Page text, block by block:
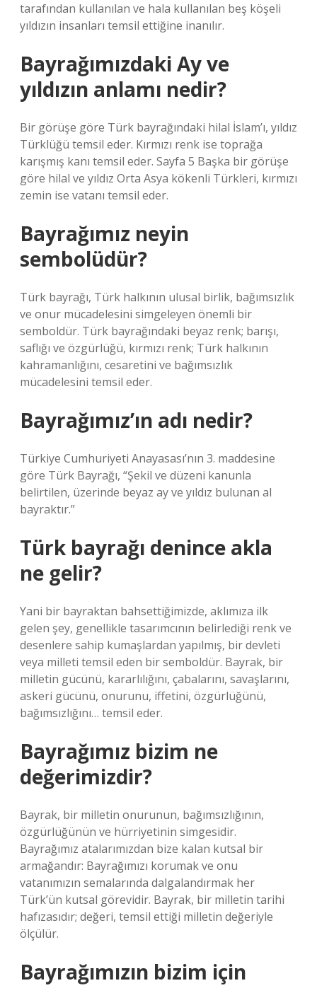
tarafından kullanılan ve hala kullanılan beş köşeli
yıldızın insanları temsil ettiğine inanılır.
Bayrağımızdaki Ay ve
yıldızın anlamı nedir?
Bir görüşe göre Türk bayrağındaki hilal İslam’ı, yıldız
Türklüğü temsil eder. Kırmızı renk ise toprağa
karışmış kanı temsil eder. Sayfa 5 Başka bir görüşe
göre hilal ve yıldız Orta Asya kökenli Türkleri, kırmızı
zemin ise vatanı temsil eder.
Bayrağımız neyin
sembolüdür?
Türk bayrağı, Türk halkının ulusal birlik, bağımsızlık
ve onur mücadelesini simgeleyen önemli bir
semboldür. Türk bayrağındaki beyaz renk; barışı,
saflığı ve özgürlüğü, kırmızı renk; Türk halkının
kahramanlığını, cesaretini ve bağımsızlık
mücadelesini temsil eder.
Bayrağımız’ın adı nedir?
Türkiye Cumhuriyeti Anayasası’nın 3. maddesine
göre Türk Bayrağı, “Şekil ve düzeni kanunla
belirtilen, üzerinde beyaz ay ve yıldız bulunan al
bayraktır.”
Türk bayrağı denince akla
ne gelir?
Yani bir bayraktan bahsettiğimizde, aklımıza ilk
gelen şey, genellikle tasarımcının belirlediği renk ve
desenlere sahip kumaşlardan yapılmış, bir devleti
veya milleti temsil eden bir semboldür. Bayrak, bir
milletin gücünü, kararlılığını, çabalarını, savaşlarını,
askeri gücünü, onurunu, iffetini, özgürlüğünü,
bağımsızlığını… temsil eder.
Bayrağımız bizim ne
değerimizdir?
Bayrak, bir milletin onurunun, bağımsızlığının,
özgürlüğünün ve hürriyetinin simgesidir.
Bayrağımız atalarımızdan bize kalan kutsal bir
armağandır: Bayrağımızı korumak ve onu
vatanımızın semalarında dalgalandırmak her
Türk’ün kutsal görevidir. Bayrak, bir milletin tarihi
hafızasıdır; değeri, temsil ettiği milletin değeriyle
ölçülür.
Bayrağımızın bizim için